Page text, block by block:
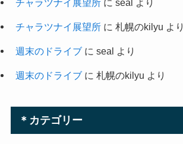
チャラツナイ展望所に seal より
チャラツナイ展望所に 札幌のkilyu より
週末のドライブに seal より
週末のドライブに 札幌のkilyu より
＊カテゴリー